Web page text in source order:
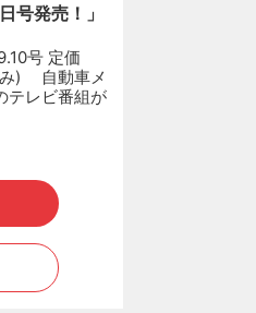
号発売！」
号 定価
) 自動車メ
テレビ番組が